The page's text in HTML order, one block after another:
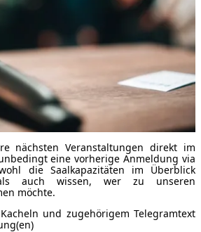
nächsten Veranstaltungen direkt im
eine vorherige Anmeldung via
die Saalkapazitäten im Überblick
auch wissen, wer zu unseren
möchte.
und zugehörigem Telegramtext